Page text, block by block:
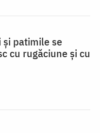
și patimile se
cu rugăciune și cu